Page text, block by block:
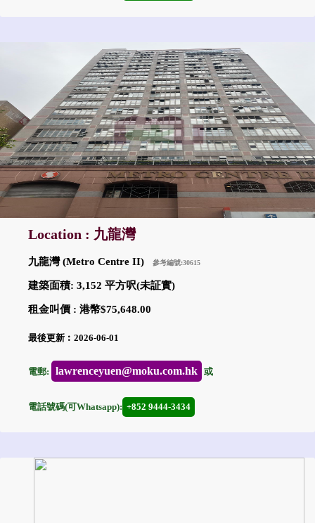
Location : 九龍灣
九龍灣 (Metro Centre II) 參考編號:30615
建築面積: 3,152 平方呎(未証實)
租金叫價 : 港幣$75,648.00
最後更新︰2026-06-01
電郵: lawrenceyuen@moku.com.hk 或
電話號碼(可Whatsapp): +852 9444-3434